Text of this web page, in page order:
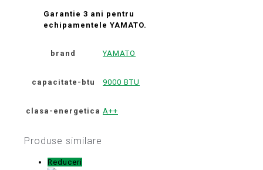
Garantie 3 ani pentru
echipamentele YAMATO.
brand YAMATO
capacitate-btu 9000 BTU
clasa-energetica A++
Produse similare
Reduceri